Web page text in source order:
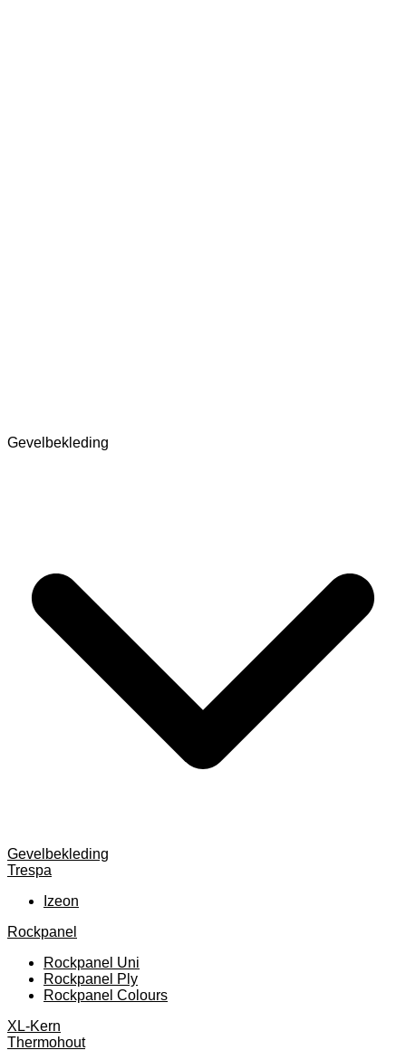
Gevelbekleding
Gevelbekleding
Trespa
Izeon
Rockpanel
Rockpanel Uni
Rockpanel Ply
Rockpanel Colours
XL-Kern
Thermohout